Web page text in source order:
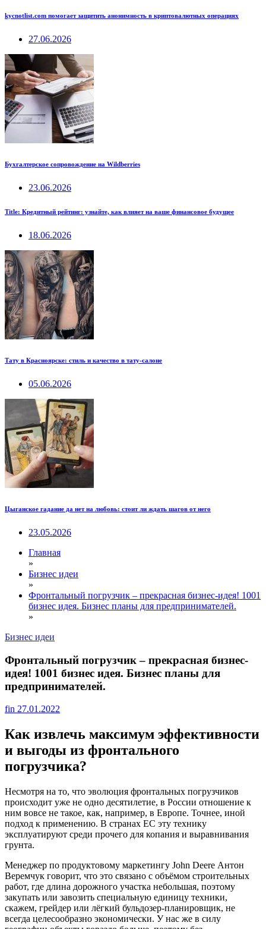
kycnotlist.com помогает защитить анонимность в криптовалютных операциях
27.06.2026
Бухгалтерское сопровождение на Wildberries
23.06.2026
Title: Кредитный рейтинг: узнайте, как влияет на ваше финансовое будущее
18.06.2026
Тату в Красноярске: стиль и качество в тату-салоне
05.06.2026
Цыганское гадание да нет на любовь: стоит ли ждать шагов от него
23.05.2026
Главная
»
Бизнес идеи
»
Фронтальный погрузчик – прекрасная бизнес-идея! 1001
бизнес идея. Бизнес планы для предпринимателей.
»
Бизнес идеи
Фронтальный погрузчик – прекрасная бизнес-
идея! 1001 бизнес идея. Бизнес планы для
предпринимателей.
fin 27.01.2022
Как извлечь максимум эффективности
и выгоды из фронтального
погрузчика?
Несмотря на то, что эволюция фронтальных погрузчиков
происходит уже не одно десятилетие, в России отношение к
ним вовсе не такое, как, например, в Европе. Точнее, иной
подход к применению. В странах ЕС эту технику
эксплуатируют среди прочего для копания и выравнивания
грунта.
Менеджер по продуктовому маркетингу John Deere Антон
Веремчук говорит, что это связано с объёмом строительных
работ, где длина дорожного участка небольшая, поэтому
закупать или завозить специальную единицу техники,
скажем, грейдер или лёгкий бульдозер-планировщик, не
всегда целесообразно экономически. У нас же в силу